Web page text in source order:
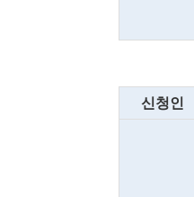
신청인